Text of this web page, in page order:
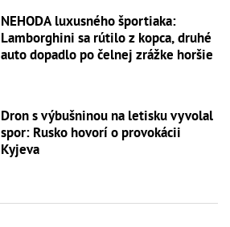
NEHODA luxusného športiaka:
Lamborghini sa rútilo z kopca, druhé
auto dopadlo po čelnej zrážke horšie
Dron s výbušninou na letisku vyvolal
spor: Rusko hovorí o provokácii
Kyjeva